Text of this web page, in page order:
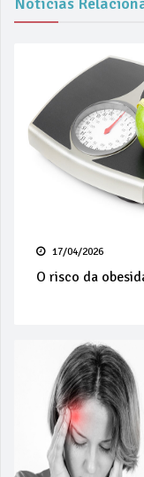
17/04/2026
O risco da